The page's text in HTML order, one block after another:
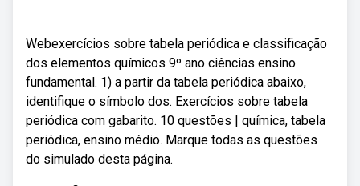
Webexercícios sobre tabela periódica e classificação
dos elementos químicos 9º ano ciências ensino
fundamental. 1) a partir da tabela periódica abaixo,
identifique o símbolo dos. Exercícios sobre tabela
periódica com gabarito. 10 questões | química, tabela
periódica, ensino médio. Marque todas as questões
do simulado desta página.